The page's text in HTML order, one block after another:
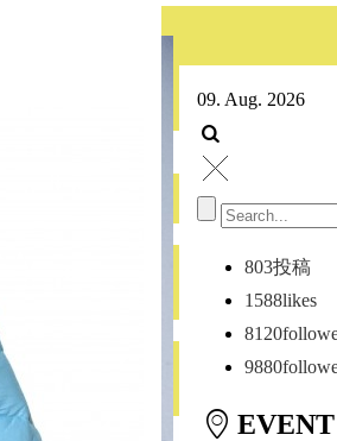
09. Aug. 2026
803投稿
1588likes
8120
9880